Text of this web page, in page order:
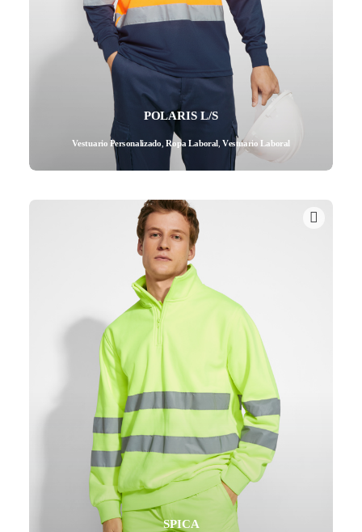
POLARIS L/S
Vestuario Personalizado, Ropa Laboral, Vestuario Laboral
SPICA